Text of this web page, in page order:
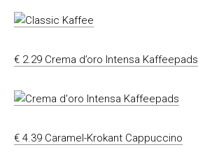
€ 2.29 Crema d’oro Intensa Kaffeepads
€ 4.39 Caramel-Krokant Cappuccino